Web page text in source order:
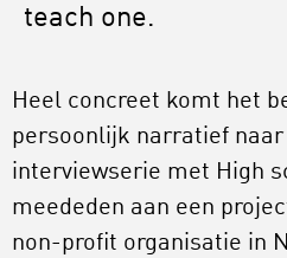
teach one.
Heel concreet komt het
persoonlijk narratief naar
interviewserie met High
meededen aan een
non-profit organisatie in